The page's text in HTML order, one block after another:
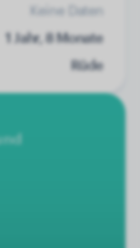
Keine Daten
1 Jahr, 8 Monate
Rüde